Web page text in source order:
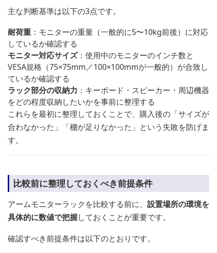
主な判断基準は以下の3点です。
耐荷重 ：モニターの重量（一般的に5〜10kg前後）に対応
しているか確認する
モニター対応サイズ：使用中のモニターのインチ数と
VESA規格（75×75mm／100×100mmが一般的）が合致し
ているか確認する
ラック部分の収納力 ：キーボード・スピーカー・周辺機器
をどの程度収納したいかを事前に整理する
これらを最初に整理しておくことで、購入後の「サイズが
合わなかった」「棚が足りなかった」という失敗を防げま
す。
比較前に整理しておくべき前提条件
アームモニターラックを比較する前に、 設置場所の環境を
具体的に数値で把握しておくことが重要です。
確認すべき前提条件は以下のとおりです。